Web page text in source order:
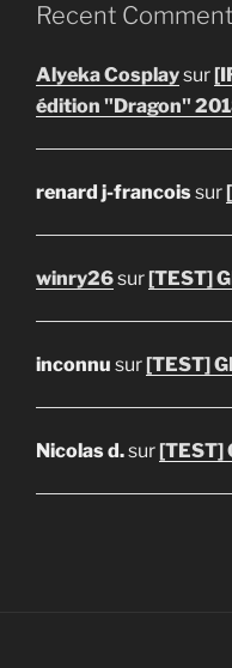
Recent
Alyeka Cosplaysur
édition "Dragon"
renard j-francoissur
winry26sur[TEST]
inconnu sur[TEST]
Nicolas d.sur[TEST]